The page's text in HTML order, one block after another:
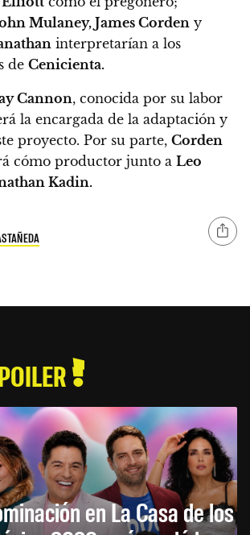
Mulaney, James Corden y
interpretarían a los
de Cenicienta.
Cannon, conocida por su labor
la encargada de la adaptación y
proyecto. Por su parte, Corden
cómo productor junto a Leo
Kadin.
en La Casa de los